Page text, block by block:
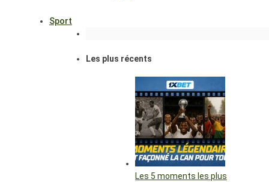
Sport
Les plus récents
Les 5 moments les plus